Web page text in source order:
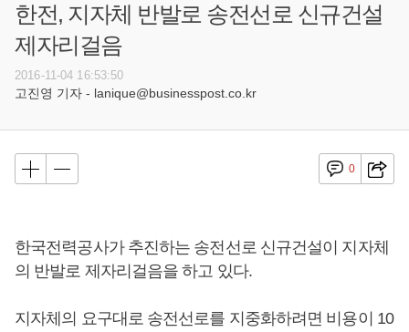
한전, 지자체 반발로 송전선로 신규건설
제자리걸음
2016-11-04 16:53:50
고진영 기자 - lanique@businesspost.co.kr
0
한국전력공사가 추진하는 송전선로 신규건설이 지자체
의 반발로 제자리걸음을 하고 있다.
지자체의 요구대로 송전선로를 지중화하려면 비용이 10